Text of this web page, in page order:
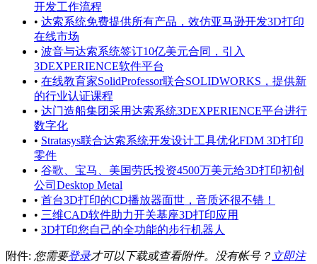
开发工作流程
• 达索系统免费提供所有产品，效仿亚马逊开发3D打印
在线市场
• 波音与达索系统签订10亿美元合同，引入
3DEXPERIENCE软件平台
• 在线教育家SolidProfessor联合SOLIDWORKS，提供新
的行业认证课程
• 达门造船集团采用达索系统3DEXPERIENCE平台进行
数字化
• Stratasys联合达索系统开发设计工具优化FDM 3D打印
零件
• 谷歌、宝马、美国劳氏投资4500万美元给3D打印初创
公司Desktop Metal
• 首台3D打印的CD播放器面世，音质还很不错！
• 三维CAD软件助力开关基座3D打印应用
• 3D打印您自己的全功能的步行机器人
附件: 您需要登录才可以下载或查看附件。没有帐号？ 立即注